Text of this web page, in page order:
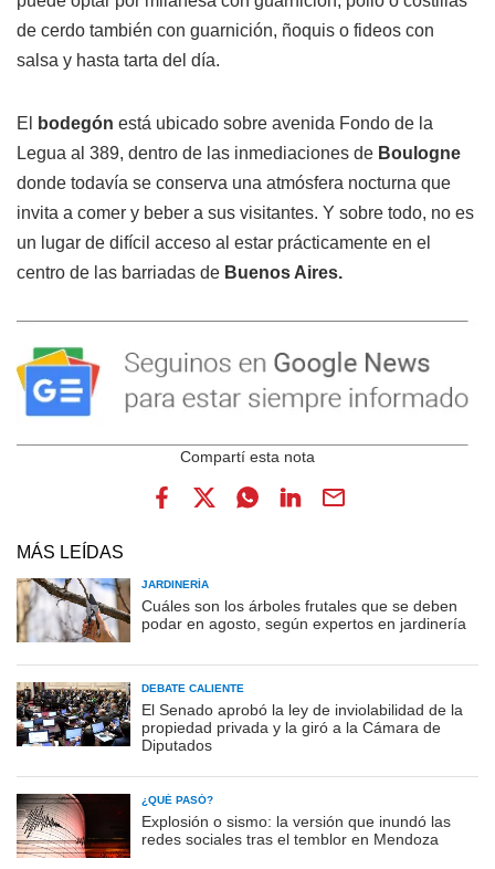
de cerdo también con guarnición, ñoquis o fideos con
salsa y hasta tarta del día.
El bodegón está ubicado sobre avenida Fondo de la
Legua al 389, dentro de las inmediaciones de Boulogne
donde todavía se conserva una atmósfera nocturna que
invita a comer y beber a sus visitantes. Y sobre todo, no es
un lugar de difícil acceso al estar prácticamente en el
centro de las barriadas de Buenos Aires.
MÁS LEÍDAS
JARDINERÍA
Cuáles son los árboles frutales que se deben
podar en agosto, según expertos en jardinería
DEBATE CALIENTE
El Senado aprobó la ley de inviolabilidad de la
propiedad privada y la giró a la Cámara de
Diputados
¿QUÉ PASÓ?
Explosión o sismo: la versión que inundó las
redes sociales tras el temblor en Mendoza